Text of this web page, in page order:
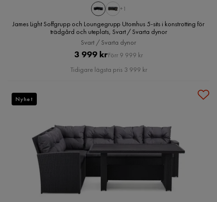
+1
James Light Soffgrupp och Loungegrupp Utomhus 5-sits i konstrotting för
trädgård och uteplats, Svart / Svarta dynor
Svart / Svarta dynor
Pris
3 999 krOriginal
Pris
Förr 9 999 kr
Tidigare lägsta pris 3 999 kr
Nyhet